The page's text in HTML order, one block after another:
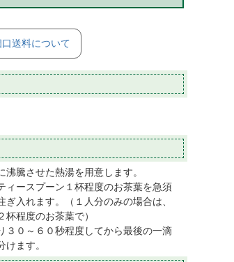
送料について
沸騰させた熱湯を用意します。
ィースプーン１杯程度のお茶葉を急須
ぎ入れます。（１人分のみの場合は、
杯程度のお茶葉で）
３０～６０秒程度してから最後の一滴
けます。